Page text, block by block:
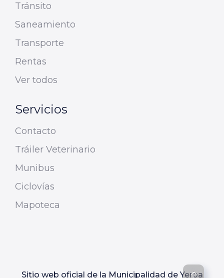
Tránsito
Saneamiento
Transporte
Rentas
Ver todos
Servicios
Contacto
Tráiler Veterinario
Munibus
Ciclovías
Mapoteca
Sitio web oficial de la Municipalidad de Yerba